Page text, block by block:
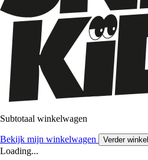
Subtotaal winkelwagen
Bekijk mijn winkelwagen Verder
Loading...